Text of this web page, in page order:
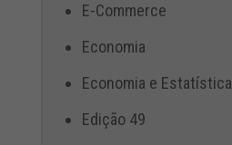
E-Commerce
Economia
Economia e Estatística
Edição 49